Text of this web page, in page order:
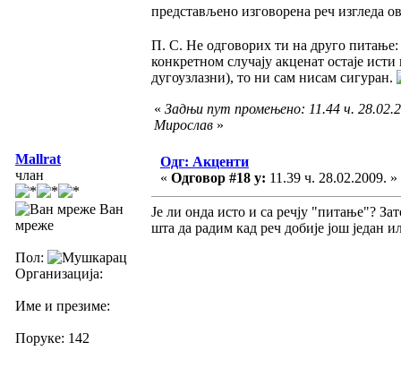
представљено изговорена реч изгледа
П. С. Не одговорих ти на друго питање:
конкретном случају акценат остаје
дугоузлазни), то ни сам нисам сигуран.
« Задњи пут промењено: 11.44 ч.
Мирослав »
Mallrat
члан
Ван
мреже
Пол:
Организација:
Име и презиме:
Поруке: 142
Одг: Акценти
« Одговор #18 у: 11.39 ч. 28.02.2009. »
Је ли онда исто и са речју "питање"?
шта да радим кад реч добије још један